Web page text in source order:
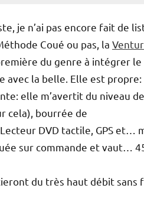
je n’ai pas encore fait de
Coué ou pas, la
du genre à intégrer le
avec la belle. Elle est propre:
elle m’avertit du niveau de
cela), bourrée de
DVD tactile, GPS et…
sur commande et vaut…
du très haut débit sans